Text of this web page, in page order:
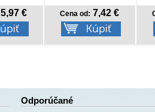
7,42 € Cena od: 5,18 €
Odporúčané